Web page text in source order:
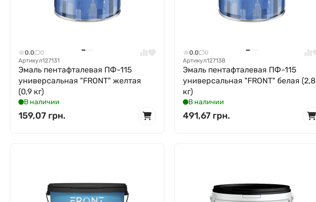
0.0
0
Артикул127131
Эмаль пентафталевая ПФ-115
универсальная "FRONT" желтая
(0,9 кг)
В наличии
159,07 грн.
0.0
0
Артикул127138
Эмаль пентафталевая ПФ-115
универсальная "FRONT" белая (2,8
кг)
В наличии
491,67 грн.